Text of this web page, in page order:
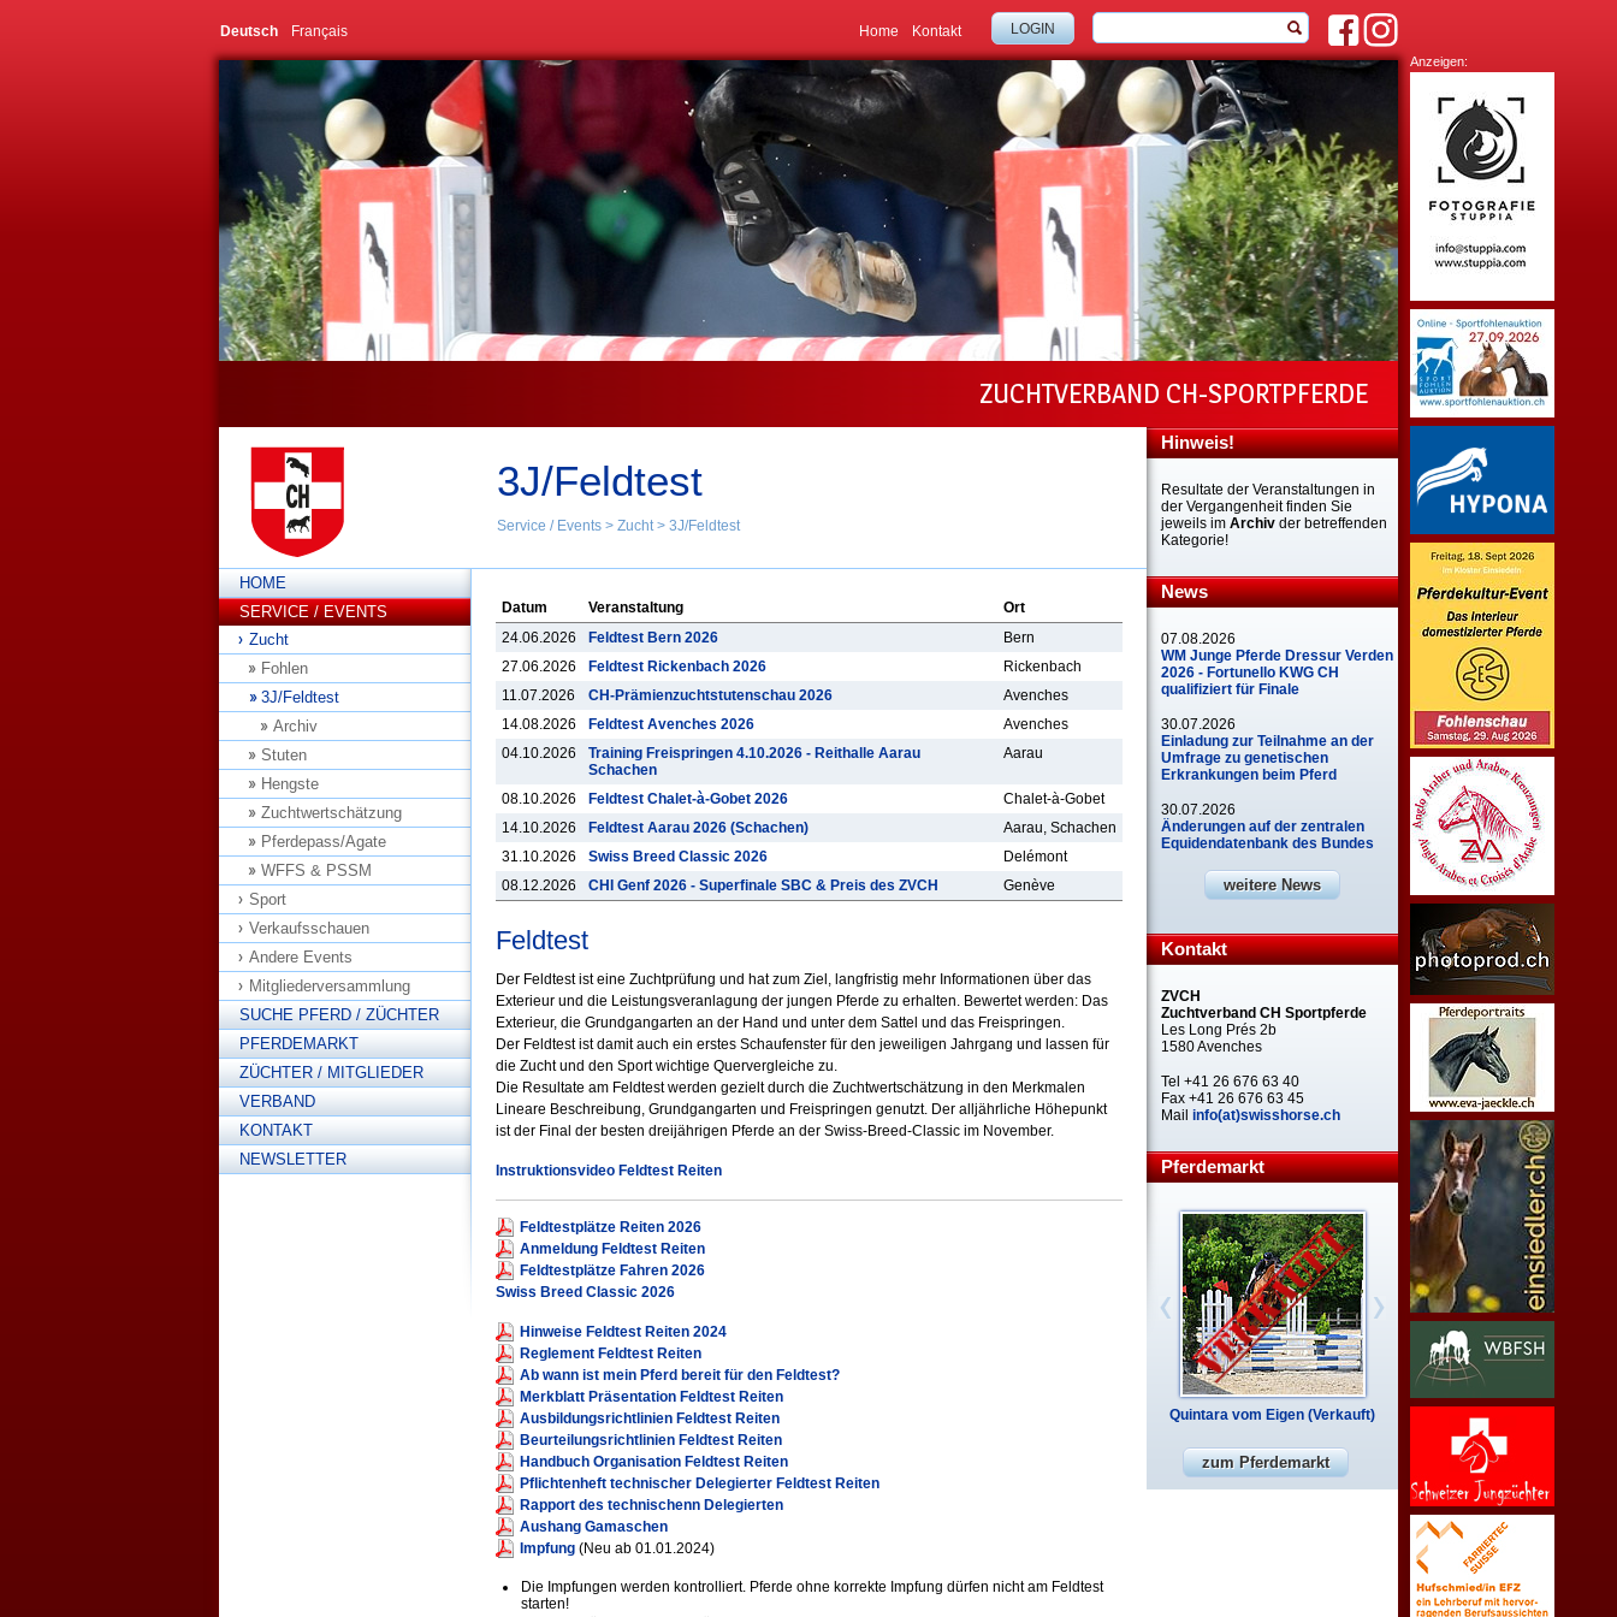
Deutsch Français LOGIN
Home Kontakt
ZUCHTVERBAND CH-SPORTPFERDE
3J/Feldtest
Service / Events > Zucht> 3J/Feldtest
HOME
SERVICE / EVENTS
Zucht
Fohlen
3J/Feldtest
Archiv
Stuten
Hengste
Zuchtwertschätzung
Pferdepass/Agate
WFFS & PSSM
Sport
Verkaufsschauen
Andere Events
Mitgliederversammlung
SUCHE PFERD / ZÜCHTER
PFERDEMARKT
ZÜCHTER / MITGLIEDER
VERBAND
KONTAKT
NEWSLETTER
Datum Veranstaltung
Ort
24.06.2026
Feldtest Bern 2026
Bern
27.06.2026
Feldtest Rickenbach 2026
Rickenbach
11.07.2026
CH-Prämienzuchtstutenschau 2026
Avenches
14.08.2026
Feldtest Avenches 2026
Avenches
04.10.2026
Training Freispringen 4.10.2026 - Reithalle Aarau
Schachen
Aarau
08.10.2026 Feldtest Chalet-à-Gobet 2026
Chalet-à-Gobet
14.10.2026
Feldtest Aarau 2026 (Schachen)
Aarau, Schachen
31.10.2026
Swiss Breed Classic 2026
Delémont
08.12.2026
CHI Genf 2026 - Superfinale SBC & Preis des ZVCH Genève
Feldtest
Der Feldtest ist eine Zuchtprüfung und hat zum Ziel, langfristig mehr Informationen über das
Exterieur und die Leistungsveranlagung der jungen Pferde zu erhalten. Bewertet werden: Das
Exterieur, die Grundgangarten an der Hand und unter dem Sattel und das Freispringen.
Der Feldtest ist damit auch ein erstes Schaufenster für den jeweiligen Jahrgang und lassen für
die Zucht und den Sport wichtige Quervergleiche zu.
Die Resultate am Feldtest werden gezielt durch die Zuchtwertschätzung in den Merkmalen
Lineare Beschreibung, Grundgangarten und Freispringen genutzt. Der alljährliche Höhepunkt
ist der Final der besten dreijährigen Pferde an der Swiss-Breed-Classic im November.
Instruktionsvideo Feldtest Reiten
Feldtestplätze Reiten 2026
Anmeldung Feldtest Reiten
Feldtestplätze Fahren 2026
Swiss Breed Classic 2026
Hinweise Feldtest Reiten 2024
Reglement Feldtest Reiten
Ab wann ist mein Pferd bereit für den Feldtest?
Merkblatt Präsentation Feldtest Reiten
Ausbildungsrichtlinien Feldtest Reiten
Beurteilungsrichtlinien Feldtest Reiten
Handbuch Organisation Feldtest Reiten
Pflichtenheft technischer Delegierter Feldtest Reiten
Rapport des technischenn Delegierten
Aushang Gamaschen
Impfung (Neu ab 01.01.2024)
Die Impfungen werden kontrolliert. Pferde ohne korrekte Impfung dürfen nicht am Feldtest
starten!
Hinweis!
Resultate der Veranstaltungen in
der Vergangenheit finden Sie
jeweils im Archiv der betreffenden
Kategorie!
News
07.08.2026
WM Junge Pferde Dressur Verden
2026 - Fortunello KWG CH
qualifiziert für Finale
30.07.2026
Einladung zur Teilnahme an der
Umfrage zu genetischen
Erkrankungen beim Pferd
30.07.2026
Änderungen auf der zentralen
Equidendatenbank des Bundes
weitere News
Kontakt
ZVCH
Zuchtverband CH Sportpferde
Les Long Prés 2b
1580 Avenches
Tel +41 26 676 63 40
Fax +41 26 676 63 45
Mail info(at)swisshorse.ch
Pferdemarkt
Quintara vom Eigen (Verkauft)
zum Pferdemarkt
Anzeigen: